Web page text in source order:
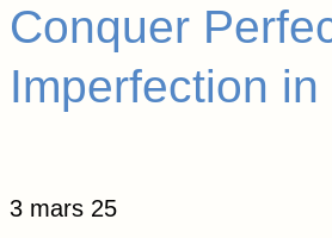
Conquer
Imperfection
3 mars 25